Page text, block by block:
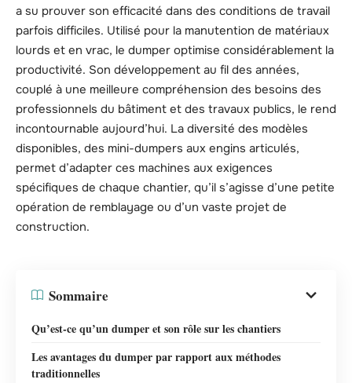
a su prouver son efficacité dans des conditions de travail
parfois difficiles. Utilisé pour la manutention de matériaux
lourds et en vrac, le dumper optimise considérablement la
productivité. Son développement au fil des années,
couplé à une meilleure compréhension des besoins des
professionnels du bâtiment et des travaux publics, le rend
incontournable aujourd’hui. La diversité des modèles
disponibles, des mini-dumpers aux engins articulés,
permet d’adapter ces machines aux exigences
spécifiques de chaque chantier, qu’il s’agisse d’une petite
opération de remblayage ou d’un vaste projet de
construction.
Sommaire
Qu’est-ce qu’un dumper et son rôle sur les chantiers
Les avantages du dumper par rapport aux méthodes
traditionnelles